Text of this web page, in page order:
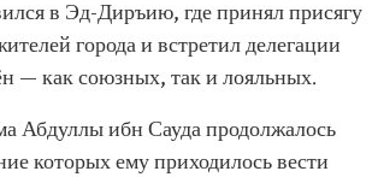
в Эд-Диръию, где принял присягу
города и встретил делегации
— как союзных, так и лояльных.
Абдуллы ибн Сауда продолжалось
которых ему приходилось вести